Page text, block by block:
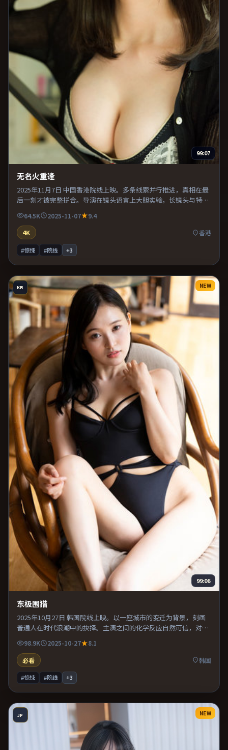
99:07
无名火重逢
2025年11月7日 中国香港院线上映。多条线索并行推进，真相在最
后一刻才被完整拼合。导演在镜头语言上大胆实验，长镜头与特写
交替强化压迫感。既有类型片爽感，也保留作者表达，口碑潜力不
俗。
64.5K 2025-11-07
9.4
4K
香港
#惊悚 #院线 +3
KR NEW
99:06
东极围猎
2025年10月27日 韩国院线上映。以一座城市的变迁为背景，刻画
普通人在时代浪潮中的抉择。主演之间的化学反应自然可信，对手
戏张力贯穿全片。推荐给偏爱群像戏与命运母题的影迷。
98.9K 2025-10-27
8.1
必看
韩国
#惊悚 #院线 +3
JP NEW